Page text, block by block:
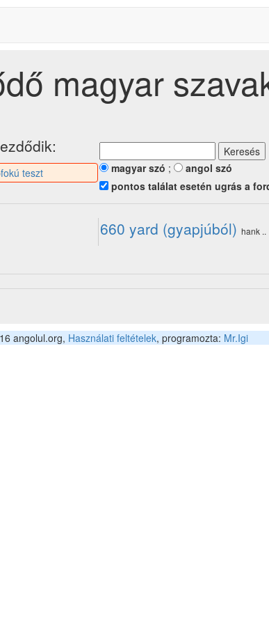
magyar
teszt magyar szó ;
angol szó
pontos találat esetén ugrás a
660 yard (gyapjúból) hank ..
angolul.org, Használati feltételek, programozta: Mr.Igi